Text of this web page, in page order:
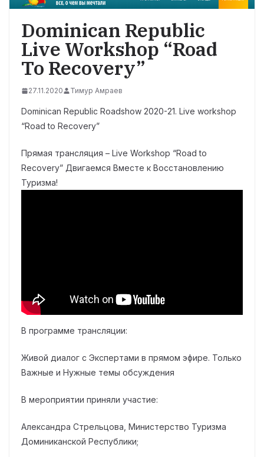
Dominican Republic
Live Workshop “Road
To Recovery”
27.11.2020 Тимур Амраев
Dominican Republic Roadshow 2020-21. Live workshop
“Road to Recovery”
Прямая трансляция – Live Workshop “Road to
Recovery” Двигаемся Вместе к Восстановлению
Туризма!
В программе трансляции:
Живой диалог с Экспертами в прямом эфире. Только
Важные и Нужные темы обсуждения
В мероприятии приняли участие:
Александра Стрельцова, Министерство Туризма
Доминиканской Республики;